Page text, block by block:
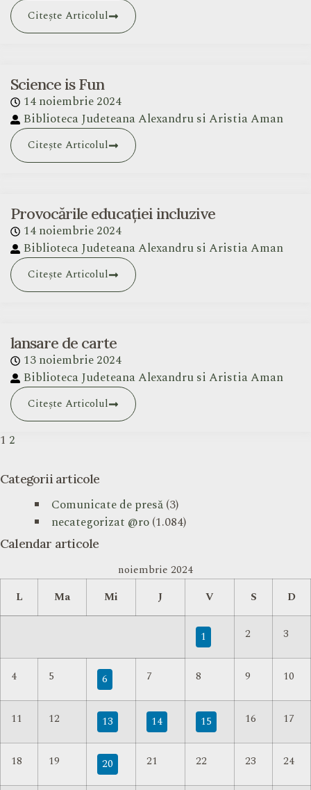
Citește Articolul
Science is Fun
14 noiembrie 2024
Biblioteca Judeteana Alexandru si Aristia Aman
Citește Articolul
Provocările educației incluzive
14 noiembrie 2024
Biblioteca Judeteana Alexandru si Aristia Aman
Citește Articolul
lansare de carte
13 noiembrie 2024
Biblioteca Judeteana Alexandru si Aristia Aman
Citește Articolul
1 2
Categorii articole
Comunicate de presă(3)
necategorizat @ro(1.084)
Calendar articole
noiembrie 2024
L
Ma Mi J V S D
1 2 3
4 5 6 7 8 9 10
11 12 13 14 15 16 17
18 19 20 21 22 23 24